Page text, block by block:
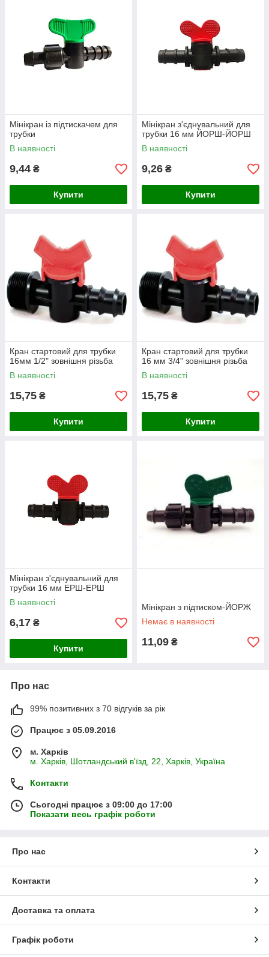
Мінікран із підтискачем для
трубки
В наявності
9,44 ₴
Купити
Мінікран з'єднувальний для
трубки 16 мм ЙОРШ-ЙОРШ
В наявності
9,26 ₴
Купити
Кран стартовий для трубки
16мм 1/2" зовнішня різьба
В наявності
15,75 ₴
Купити
Кран стартовий для трубки
16 мм 3/4" зовнішня різьба
В наявності
15,75 ₴
Купити
Мінікран з'єднувальний для
трубки 16 мм ЕРШ-ЕРШ
В наявності
6,17 ₴
Купити
Мінікран з підтиском-ЙОРЖ
Немає в наявності
11,09 ₴
Про нас
99% позитивних з 70 відгуків за рік
Працює з 05.09.2016
м. Харків
м. Харків, Шотландський в'їзд, 22, Харків, Україна
Контакти
Сьогодні працює з 09:00 до 17:00
Показати весь графік роботи
Про нас
Контакти
Доставка та оплата
Графік роботи